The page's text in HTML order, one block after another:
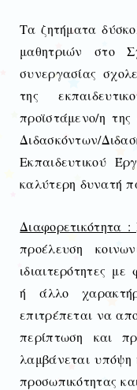
Τα ζητήματα
μαθητριών στο
συνεργασίας
της
προϊστάμενο/η
Διδασκόντων/
Εκπαιδευτικού
καλύτερη δυνατή
Διαφορετικότητα :
προέλευση
ιδιαιτερότητες
ή άλλο
επιτρέπεται να
περίπτωση και
λαμβάνεται υπόψη
προσωπικότητας